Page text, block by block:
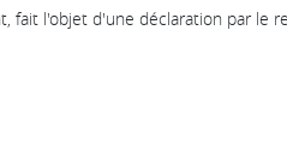
fait l'objet d'une déclaration par le